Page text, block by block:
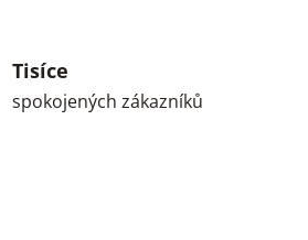
Tisíce
spokojených zákazníků